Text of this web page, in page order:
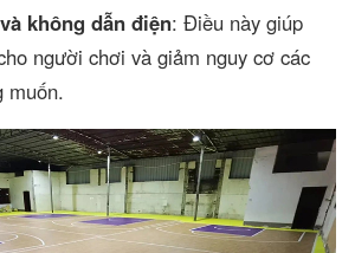
không dẫn điện: Điều này giúp
người chơi và giảm nguy cơ các
muốn.